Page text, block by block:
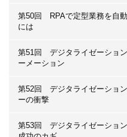
第50回 RPAで定型業務を自
には
第51回 デジタライゼーショ
ーメーション
第52回 デジタライゼーショ
ーの衝撃
第53回 デジタライゼーショ